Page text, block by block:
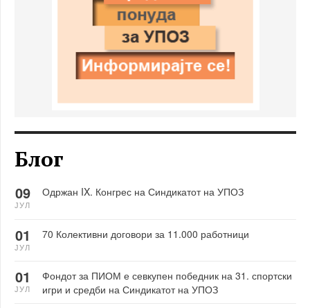
Блог
Одржан IX. Конгрес на Синдикатот на УПОЗ
09
ЈУЛ
70 Колективни договори за 11.000 работници
01
ЈУЛ
Фондот за ПИОМ е севкупен победник на 31. спортски
игри и средби на Синдикатот на УПОЗ
01
ЈУЛ